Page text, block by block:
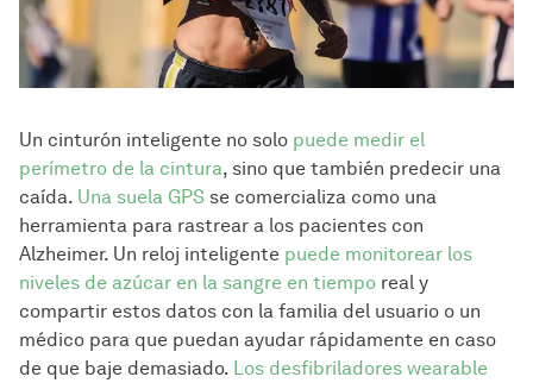
Un cinturón inteligente no solo puede medir el
perímetro de la cintura, sino que también predecir una
caída. Una suela GPS se comercializa como una
herramienta para rastrear a los pacientes con
Alzheimer. Un reloj inteligente puede monitorear los
niveles de azúcar en la sangre en tiempo real y
compartir estos datos con la familia del usuario o un
médico para que puedan ayudar rápidamente en caso
de que baje demasiado. Los desfibriladores wearable